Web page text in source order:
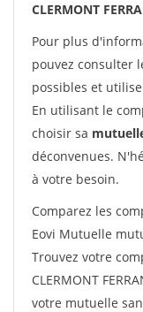
CLERMONT
Pour plus
pouvez consulter
possibles et
En utilisant le
choisir sa
déconvenues.
à votre besoin.
Comparez les
Eovi Mutuelle
Trouvez votre
CLERMONT
votre mutuelle